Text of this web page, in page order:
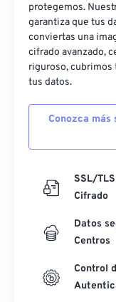
protegemos.
garantiza que tus
conviertas una
cifrado avanzado,
riguroso, cubrimos
tus datos.
Conozca más
SSL/TLS
Cifrado
Datos
Centros
Control